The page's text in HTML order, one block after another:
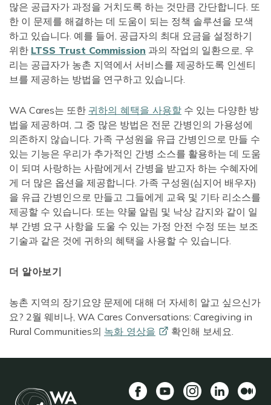
많은 공급자가 과정을 거치도록 하는 것만큼 간단합니다. 또
한 이 문제를 해결하는 데 도움이 되는 정책 솔루션을 모색
하고 있습니다. 예를 들어, 공급자의 최대 요금을 설정하기
위한 LTSS Trust Commission 과의 작업의 일환으로, 우
리는 공급자가 농촌 지역에서 서비스를 제공하도록 인센티
브를 제공하는 방법을 연구하고 있습니다.
WA Cares는 또한 귀하의 혜택을 사용할 수 있는 다양한 방
법을 제공하며, 그 중 많은 방법은 전문 간병인의 가용성에
의존하지 않습니다. 가족 구성원을 유급 간병인으로 만들 수
있는 기능은 우리가 추가적인 간병 소스를 활용하는 데 도움
이 되며 사랑하는 사람에게서 간병을 받고자 하는 수혜자에
게 더 많은 옵션을 제공합니다. 가족 구성원(심지어 배우자)
을 유급 간병인으로 만들고 그들에게 교육 및 기타 리소스를
제공할 수 있습니다. 또는 약물 알림 및 낙상 감지와 같이 일
부 간병 요구 사항을 도울 수 있는 가정 안전 수정 또는 보조
기술과 같은 것에 귀하의 혜택을 사용할 수 있습니다.
더 알아보기
농촌 지역의 장기요양 문제에 대해 더 자세히 알고 싶으신가
요? 2월 웨비나, WA Cares Conversations: Caregiving in
Rural Communities의 녹화 영상을 확인해 보세요.